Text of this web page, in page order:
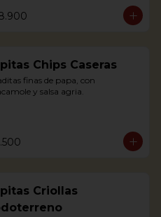
de salsa de tomate, salsa
Chips Caseras
finas de papa, con
y salsa agria.
Criollas